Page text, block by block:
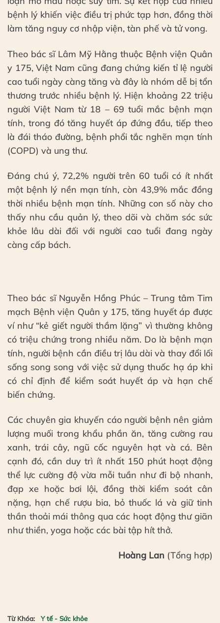
bệnh lý khiến việc điều trị phức tạp hơn, đồng thời
làm tăng nguy cơ nhập viện, tàn phế và tử vong.
Theo bác sĩ Lâm Mỹ Hằng thuộc Bệnh viện Quân
y 175, Việt Nam cũng đang chứng kiến tỉ lệ người
cao tuổi ngày càng tăng và đây là nhóm dễ bị tổn
thương trước nhiều bệnh lý. Hiện khoảng 22 triệu
người Việt Nam từ 18 – 69 tuổi mắc bệnh mạn
tính, trong đó tăng huyết áp đứng đầu, tiếp theo
là đái tháo đường, bệnh phổi tắc nghẽn mạn tính
(COPD) và ung thư.
Đáng chú ý, 72,2% người trên 60 tuổi có ít nhất
một bệnh lý nền mạn tính, còn 43,9% mắc đồng
thời nhiều bệnh mạn tính. Những con số này cho
thấy nhu cầu quản lý, theo dõi và chăm sóc sức
khỏe lâu dài đối với người cao tuổi đang ngày
càng cấp bách.
Theo bác sĩ Nguyễn Hồng Phúc – Trung tâm Tim
mạch Bệnh viện Quân y 175, tăng huyết áp được
ví như “kẻ giết người thầm lặng” vì thường không
có triệu chứng trong nhiều năm. Do là bệnh mạn
tính, người bệnh cần điều trị lâu dài và thay đổi lối
sống song song với việc sử dụng thuốc hạ áp khi
có chỉ định để kiểm soát huyết áp và hạn chế
biến chứng.
Các chuyên gia khuyến cáo người bệnh nên giảm
lượng muối trong khẩu phần ăn, tăng cường rau
xanh, trái cây, ngũ cốc nguyên hạt và cá. Bên
cạnh đó, cần duy trì ít nhất 150 phút hoạt động
thể lực cường độ vừa mỗi tuần như đi bộ nhanh,
đạp xe hoặc bơi lội, đồng thời kiểm soát cân
nặng, hạn chế rượu bia, bỏ thuốc lá và giữ tinh
thần thoải mái thông qua các hoạt động thư giãn
như thiền, yoga hoặc các bài tập hít thở.
Hoàng Lan (Tổng hợp)
Từ Khóa: Y tế - Sức khỏe